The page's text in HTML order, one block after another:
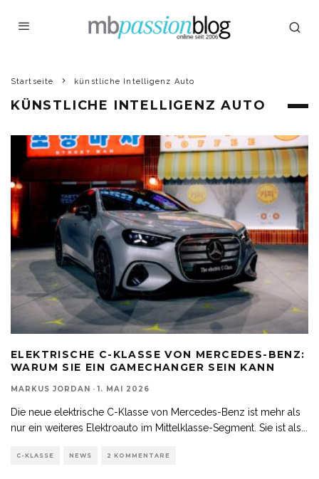
Startseite künstliche Intelligenz Auto
KÜNSTLICHE INTELLIGENZ AUTO
ELEKTRISCHE C-KLASSE VON MERCEDES-BENZ:
WARUM SIE EIN GAMECHANGER SEIN KANN
MARKUS JORDAN · 1. MAI 2026
Die neue elektrische C-Klasse von Mercedes-Benz ist mehr als
nur ein weiteres Elektroauto im Mittelklasse-Segment. Sie ist als
C-KLASSE NEWS 2 KOMMENTARE